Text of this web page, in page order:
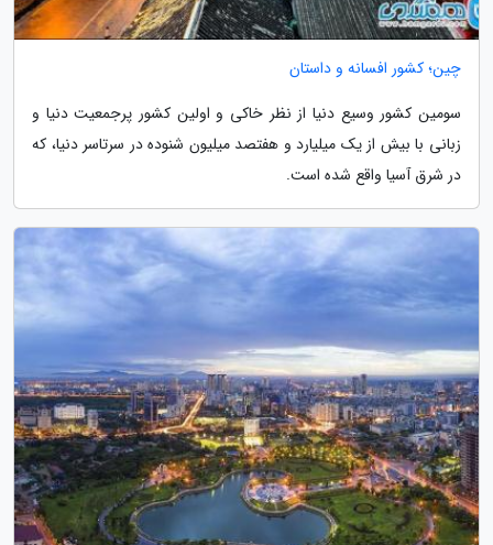
چین؛ کشور افسانه و داستان
سومین کشور وسیع دنیا از نظر خاکی و اولین کشور پرجمعیت دنیا و
زبانی با بیش از یک میلیارد و هفتصد میلیون شنوده در سرتاسر دنیا، که
در شرق آسیا واقع شده است.